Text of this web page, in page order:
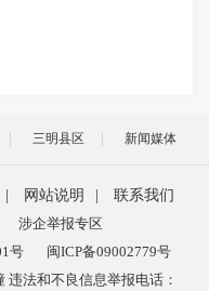
三明县区 新闻媒体
网站说明
联系我们
涉企举报专区
号
闽ICP备09002779号
法和不良信息举报电话：